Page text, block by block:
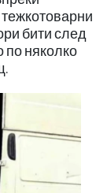
бити след
по няколко